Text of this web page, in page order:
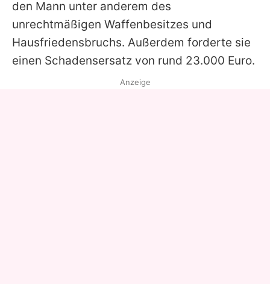
den Mann unter anderem des
unrechtmäßigen Waffenbesitzes und
Hausfriedensbruchs. Außerdem forderte sie
einen Schadensersatz von rund 23.000 Euro.
Anzeige